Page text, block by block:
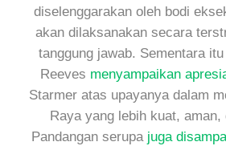
diselenggarakan oleh bodi
akan dilaksanakan secara
tanggung jawab. Sementara
Reeves menyampaikan
Starmer atas upayanya dalam
Raya yang lebih kuat, aman,
Pandangan serupa juga